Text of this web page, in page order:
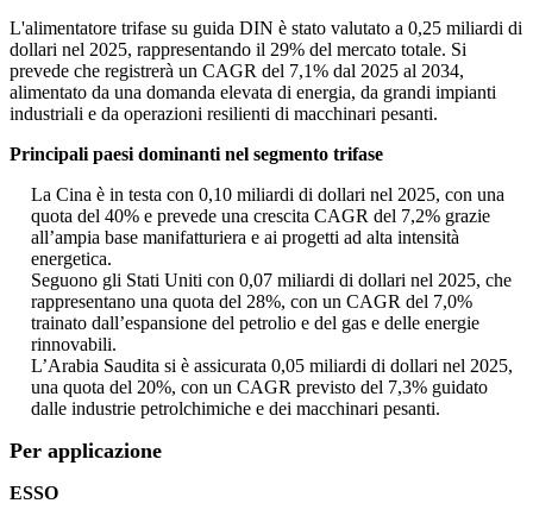
L'alimentatore trifase su guida DIN è stato valutato a 0,25 miliardi di
dollari nel 2025, rappresentando il 29% del mercato totale. Si
prevede che registrerà un CAGR del 7,1% dal 2025 al 2034,
alimentato da una domanda elevata di energia, da grandi impianti
industriali e da operazioni resilienti di macchinari pesanti.
Principali paesi dominanti nel segmento trifase
La Cina è in testa con 0,10 miliardi di dollari nel 2025, con una
quota del 40% e prevede una crescita CAGR del 7,2% grazie
all’ampia base manifatturiera e ai progetti ad alta intensità
energetica.
Seguono gli Stati Uniti con 0,07 miliardi di dollari nel 2025, che
rappresentano una quota del 28%, con un CAGR del 7,0%
trainato dall’espansione del petrolio e del gas e delle energie
rinnovabili.
L’Arabia Saudita si è assicurata 0,05 miliardi di dollari nel 2025,
una quota del 20%, con un CAGR previsto del 7,3% guidato
dalle industrie petrolchimiche e dei macchinari pesanti.
Per applicazione
ESSO